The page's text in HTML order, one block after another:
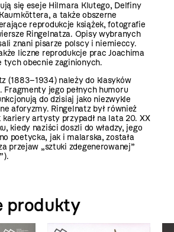
się eseje Hilmara Klutego, Delfiny
a także obszerne
reprodukcje książek, fotografie
Ringelnatza. Opisy wybranych
znani pisarze polscy i niemieccy.
liczne reprodukcje prac Joachima
tych obecnie zaginionych.
(1883–1934) należy do klasyków
Fragmenty jego pełnych humoru
do dzisiaj jako niezwykle
aforyzmy. Ringelnatz był również
artysty przypadł na lata 20. XX
kiedy naziści doszli do władzy, jego
poetycka, jak i malarska, została
przejaw „sztuki zdegenerowanej”
produkty